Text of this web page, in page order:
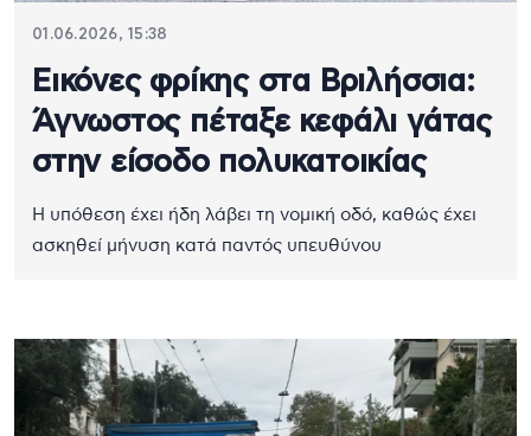
01.06.2026, 15:38
Εικόνες φρίκης στα Βριλήσσια:
Άγνωστος πέταξε κεφάλι γάτας
στην είσοδο πολυκατοικίας
Η υπόθεση έχει ήδη λάβει τη νομική οδό, καθώς έχει
ασκηθεί μήνυση κατά παντός υπευθύνου